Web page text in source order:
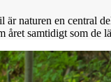
naturen en central
året samtidigt som de